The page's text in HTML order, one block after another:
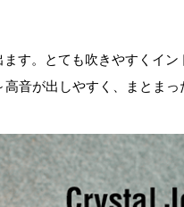
す。とても吹きやすくイン
音が出しやすく、まとまっ